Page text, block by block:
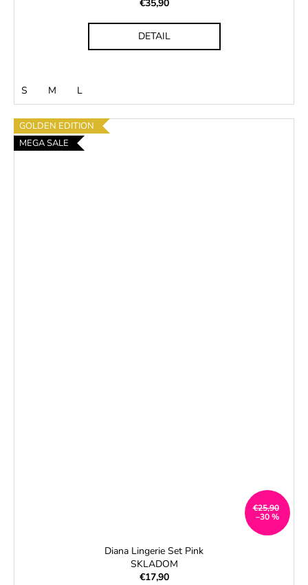
€35,90
DETAIL
S M L
GOLDEN EDITION
MEGA SALE
€25,90
–30 %
Diana Lingerie Set Pink
SKLADOM
€17,90